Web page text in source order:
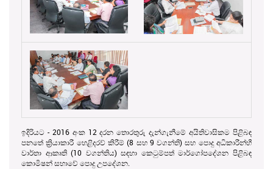
ඉදිරියට - 2016 අංක 12 දරන තොරතුරු දැන්ගැනීමේ අයිතිවාසිකම පිළිබඳ
පනතේ ක්‍රියාකාරී හෙළිදරව් කිරීම් (8 සහ 9 වගන්ති) සහ පොදු අධිකාරීන්හී
වාර්තා ආකෘති (10 වගන්තිය) සඳහා කෙටුම්පත් මාර්ගෝපදේශන පිළිබඳ
කොමිෂන් සභාවේ පොදු උපදේශන.